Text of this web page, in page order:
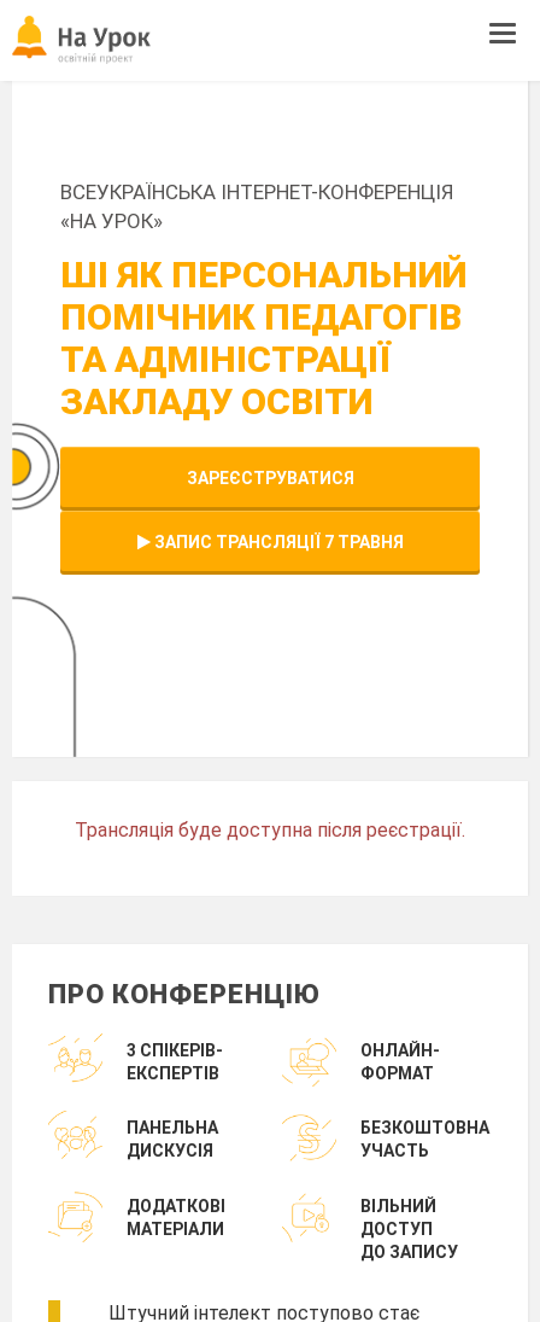
ВСЕУКРАЇНСЬКА ІНТЕРНЕТ-КОНФЕРЕНЦІЯ
«НА УРОК»
ШІ ЯК ПЕРСОНАЛЬНИЙ
ПОМІЧНИК ПЕДАГОГІВ
ТА АДМІНІСТРАЦІЇ
ЗАКЛАДУ ОСВІТИ
ЗАРЕЄСТРУВАТИСЯ
ЗАПИС ТРАНСЛЯЦІЇ 7 ТРАВНЯ
Трансляція буде доступна після реєстрації.
ПРО КОНФЕРЕНЦІЮ
3 СПІКЕРІВ-
ЕКСПЕРТІВ
ОНЛАЙН-
ФОРМАТ
ПАНЕЛЬНА
ДИСКУСІЯ
БЕЗКОШТОВНА
УЧАСТЬ
ДОДАТКОВІ
МАТЕРІАЛИ
ВІЛЬНИЙ
ДОСТУП
ДО ЗАПИСУ
Штучний інтелект поступово стає